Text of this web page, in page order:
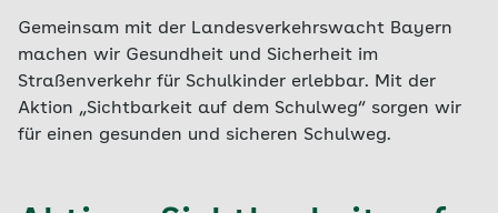
Gemeinsam mit der Landesverkehrswacht Bayern
machen wir Gesundheit und Sicherheit im
Straßenverkehr für Schulkinder erlebbar. Mit der
Aktion „Sichtbarkeit auf dem Schulweg“ sorgen wir
für einen gesunden und sicheren Schulweg.